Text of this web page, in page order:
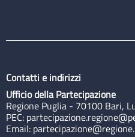
Contatti e indirizzi
Ufficio della Partecipazione
Regione Puglia - 70100 Bari,
PEC:
Email: